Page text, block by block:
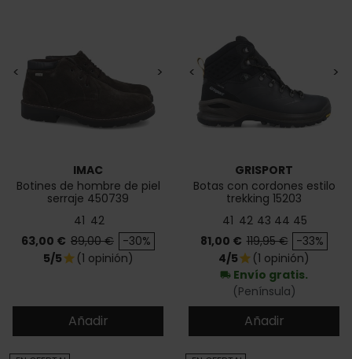
< >
IMAC
Botines de hombre de piel
serraje 450739
41 42
Precio
63,00 € Precio base
89,00 € -30%
5/5star (1 opinión)
Añadir
< >
GRISPORT
Botas con cordones estilo
trekking 15203
41 42 43 44 45
Precio
81,00 € Precio base
119,95 € -33%
4/5star (1 opinión)
local_shipping Envío gratis.
(Península)
Añadir